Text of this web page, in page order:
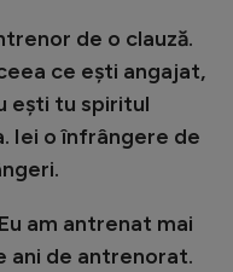
de o clauză.
ce ești angajat,
ești tu spiritul
Iei o înfrângere de
am antrenat mai
ani de antrenorat.